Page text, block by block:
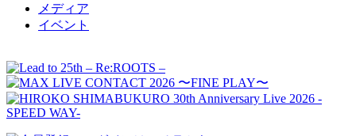
メディア
イベント